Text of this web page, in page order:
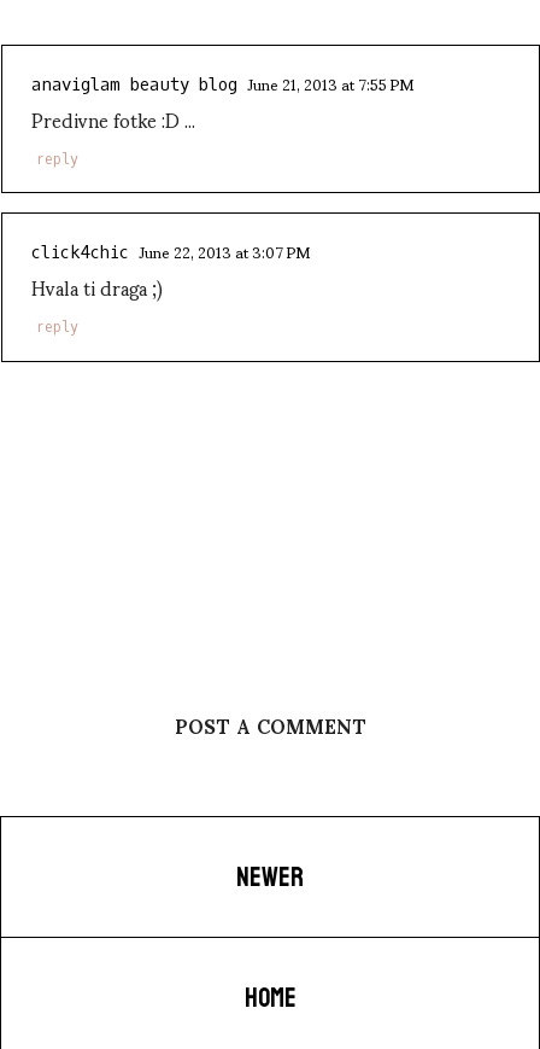
anaviglam beauty blog June 21, 2013 at 7:55 PM
Predivne fotke :D ...
reply
click4chic June 22, 2013 at 3:07 PM
Hvala ti draga ;)
reply
POST A COMMENT
NEWER
HOME